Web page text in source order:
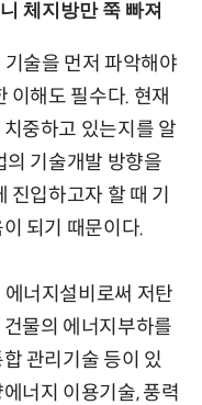
술을 먼저 파악해야
이해도 필수다. 현재
중하고 있는지를 알
의 기술개발 방향을
진입하고자 할 때 기
되기 때문이다.
너지설비로써 저탄
물의 에너지부하를
관리기술 등이 있
너지 이용기술, 풍력